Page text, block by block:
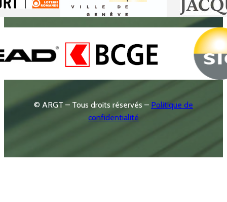
© ARGT – Tous droits réservés – Politique de
confidentialité